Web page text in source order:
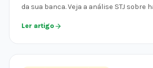
da sua banca. Veja a análise STJ sobre
Ler artigo